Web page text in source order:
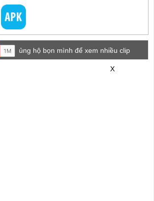
ủng hộ bọn mình để xem nhiều clip
X